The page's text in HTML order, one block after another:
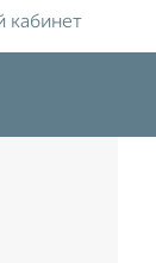
кабинет